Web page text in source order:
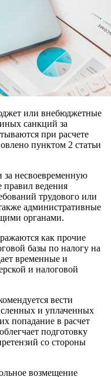
или внебюджетные
санкций за
при расчете
пунктом 2 статьи
за несвоевременную
правил ведения
трудового или
административные
органами.
как прочие
базы по налогу на
временные и
и налоговой
вести
и уплаченных
попадание в расчет
подготовку
со стороны
возмещение